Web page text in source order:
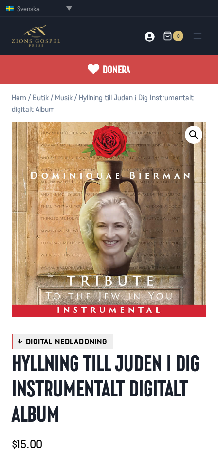
Skip
content
Svenska
0
DONERA
Hem / Butik / Musik / Hyllning till Juden i Dig Instrumentalt
digitalt Album
HYLLNING TILL JUDEN I DIG
INSTRUMENTALT DIGITALT
ALBUM
$15.00